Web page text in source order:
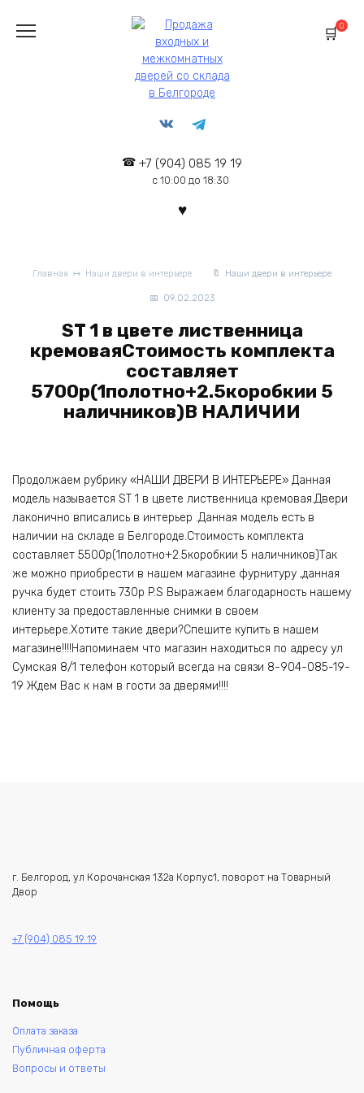
содержанию
+7 (904) 085 19 19
с 10:00 до 18:30
0
Главная Наши двери в интерьере Наши двери в интерьере
09.02.2023
ST 1 в цвете лиственница
кремоваяСтоимость комплекта
составляет
5700р(1полотно+2.5коробкии 5
наличников)В НАЛИЧИИ
Продолжаем рубрику «НАШИ ДВЕРИ В ИНТЕРЬЕРЕ» Данная
модель называется ST 1 в цвете лиственница кремовая.Двери
лаконично вписались в интерьер .Данная модель есть в
наличии на складе в Белгороде.Стоимость комплекта
составляет 5500р(1полотно+2.5коробкии 5 наличников)Так
же можно приобрести в нашем магазине фурнитуру ,данная
ручка будет стоить 730р P.S Выражаем благодарность нашему
клиенту за предоставленные снимки в своем
интерьере.Хотите такие двери?Спешите купить в нашем
магазине!!!!Напоминаем что магазин находиться по адресу ул
Сумская 8/1 телефон который всегда на связи 8-904-085-19-
19 Ждем Вас к нам в гости за дверями!!!!
г. Белгород, ул Корочанская 132а Корпус1, поворот на Товарный
Двор
+7 (904) 085 19 19
Помощь
Оплата заказа
Публичная оферта
Вопросы и ответы